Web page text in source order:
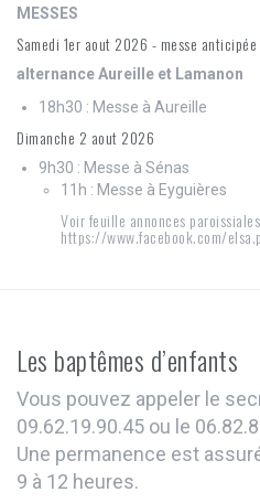
MESSES
Samedi 1er aout 2026 - messe anticipée
alternance Aureille et Lamanon
18h30 : Messe à Aureille
Dimanche 2 aout 2026
9h30 : Messe à Sénas
11h : Messe à Eyguières
Voir feuille annonces
https://www.facebook.com/
Les baptêmes d’enfants
Vous pouvez appeler le
09.62.19.90.45 ou le
Une permanence est
9 à 12 heures.